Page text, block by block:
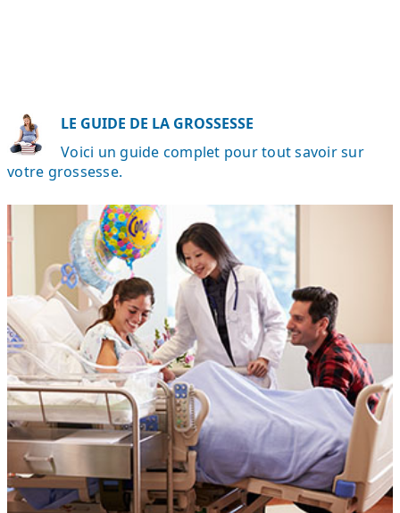
LE GUIDE DE LA GROSSESSE
Voici un guide complet pour tout savoir sur
votre grossesse.